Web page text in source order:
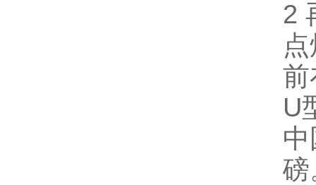
2
前
U
磅